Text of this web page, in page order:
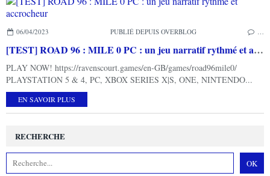
06/04/2023 PUBLIÉ DEPUIS OVERBLOG
[TEST] ROAD 96 : MILE 0 PC : un jeu narratif rythmé et accrocheur
PLAY NOW! https://ravenscourt.games/en-GB/games/road96mile0/
PLAYSTATION 5 & 4, PC, XBOX SERIES X|S, ONE, NINTENDO...
EN SAVOIR PLUS
RECHERCHE